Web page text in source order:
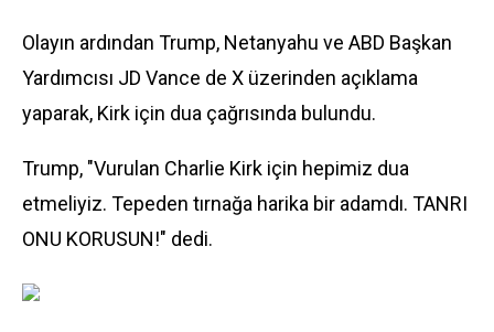
Olayın ardından Trump, Netanyahu ve ABD Başkan
Yardımcısı JD Vance de X üzerinden açıklama
yaparak, Kirk için dua çağrısında bulundu.
Trump, "Vurulan Charlie Kirk için hepimiz dua
etmeliyiz. Tepeden tırnağa harika bir adamdı. TANRI
ONU KORUSUN!" dedi.